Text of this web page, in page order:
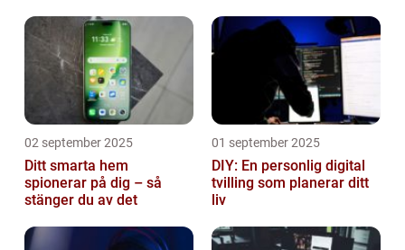
02 september 2025
Ditt smarta hem
spionerar på dig – så
stänger du av det
01 september 2025
DIY: En personlig digital
tvilling som planerar ditt
liv